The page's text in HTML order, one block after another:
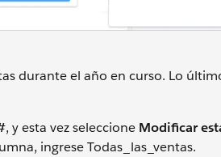
durante el año en curso. Lo
, y esta vez seleccione Modificar
ingrese Todas_las_ventas.